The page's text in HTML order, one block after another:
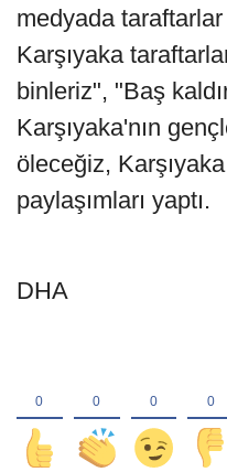
medyada taraftarlar
Karşıyaka
binleriz", "Baş
Karşıyaka'nın
öleceğiz,
paylaşımları yaptı.
DHA